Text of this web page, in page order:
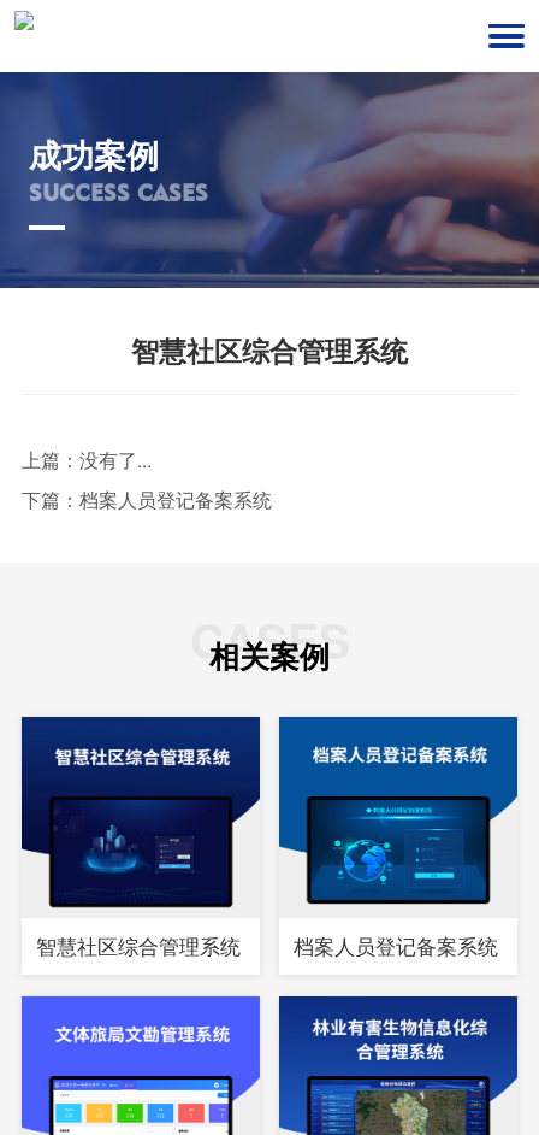
成功案例
SUCCESS CASES
智慧社区综合管理系统
上篇： 没有了...
下篇： 档案人员登记备案系统
CASES
相关案例
智慧社区综合管理系统 档案人员登记备案系统